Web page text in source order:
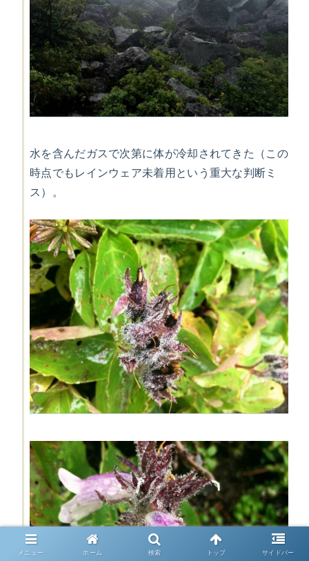
水を含んだガスで次第に体が冷却されてきた（この
時点でもレインウェア未着用という重大な判断ミ
ス）。
メニュー ホーム 検索 トップ サイドバー